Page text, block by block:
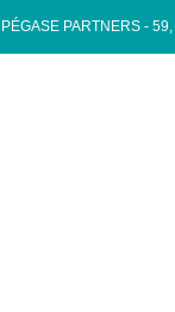
PÉGASE PARTNERS -